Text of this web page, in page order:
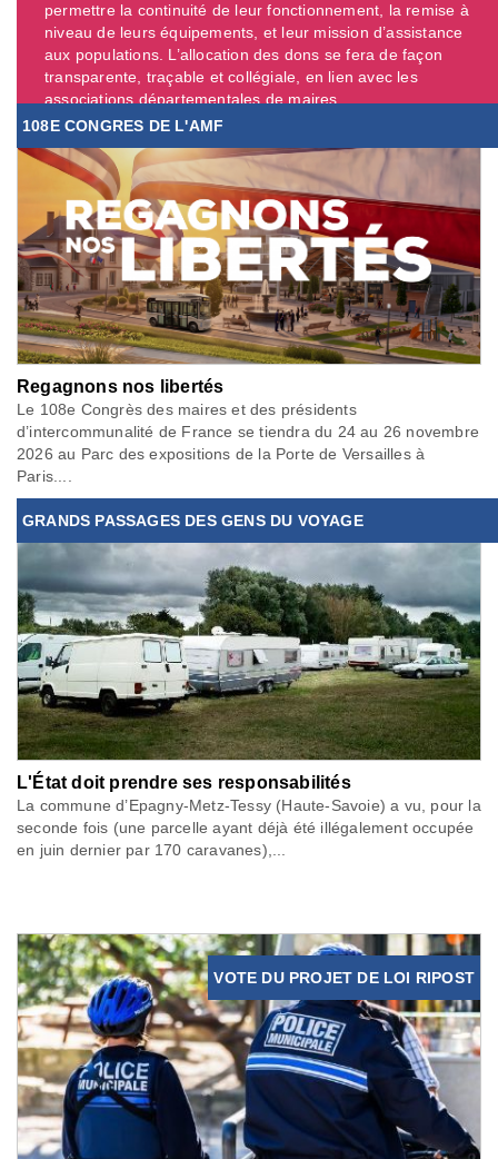
permettre la continuité de leur fonctionnement, la remise à
niveau de leurs équipements, et leur mission d’assistance
aux populations. L’allocation des dons se fera de façon
transparente, traçable et collégiale, en lien avec les
associations départementales de maires. ...
108E CONGRES DE L'AMF
Regagnons nos libertés
Le 108e Congrès des maires et des présidents
d’intercommunalité de France se tiendra du 24 au 26 novembre
2026 au Parc des expositions de la Porte de Versailles à
Paris....
GRANDS PASSAGES DES GENS DU VOYAGE
L'État doit prendre ses responsabilités
La commune d’Epagny-Metz-Tessy (Haute-Savoie) a vu, pour la
seconde fois (une parcelle ayant déjà été illégalement occupée
en juin dernier par 170 caravanes),...
VOTE DU PROJET DE LOI RIPOST